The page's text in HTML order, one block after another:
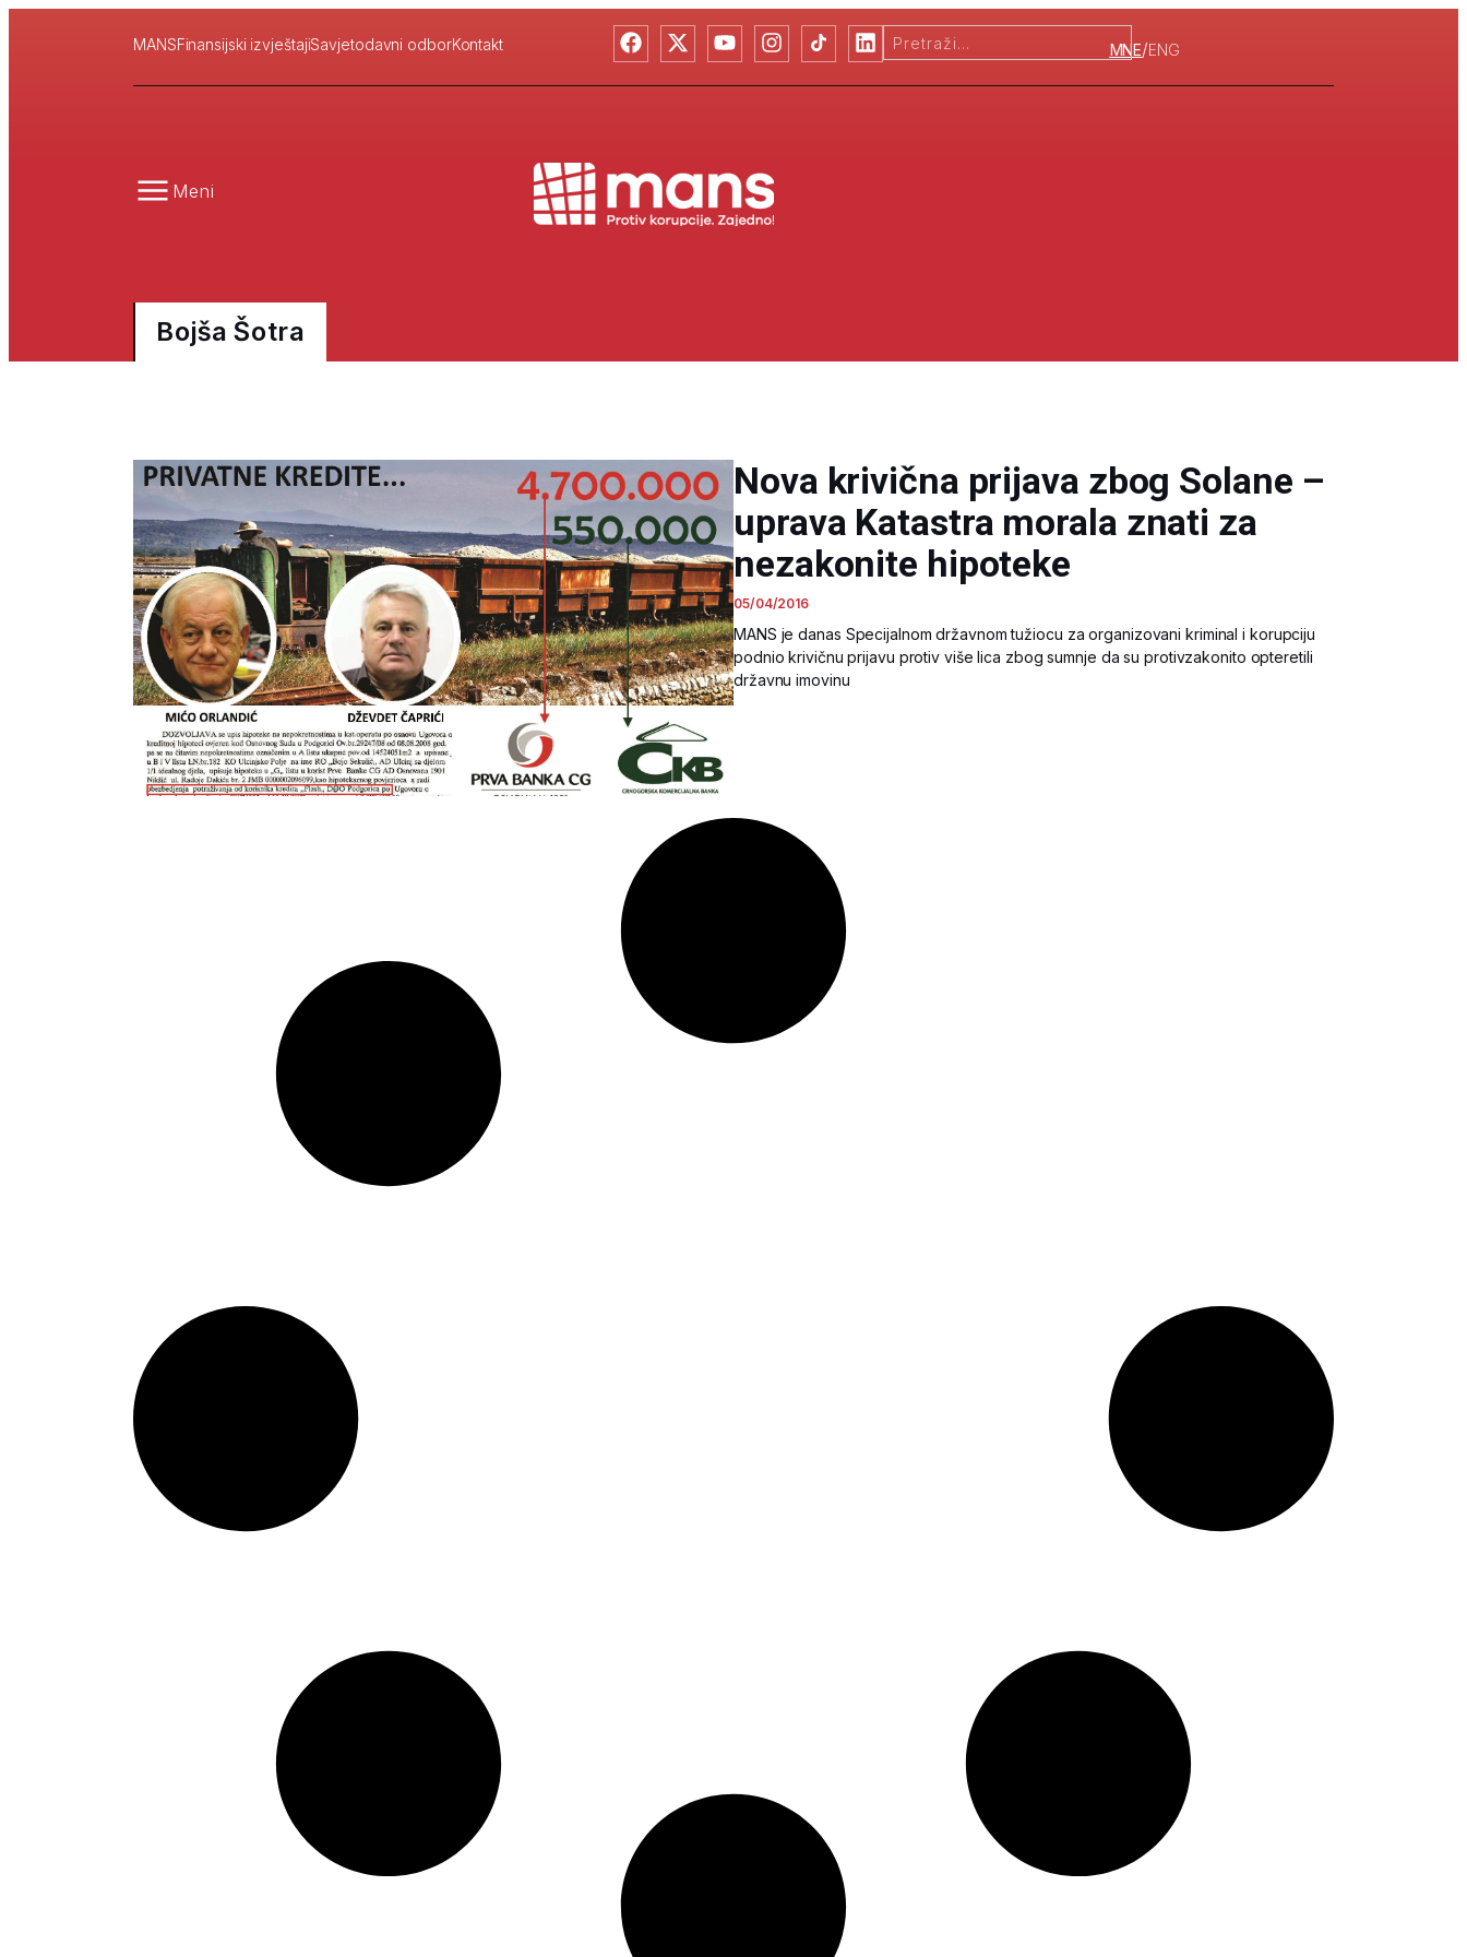
MANSFinansijski izvještajiSavjetodavni odborKontakt MNE/ENG
Meni
Bojša Šotra
Nova krivična prijava zbog Solane –
uprava Katastra morala znati za
nezakonite hipoteke
05/04/2016
MANS je danas Specijalnom državnom tužiocu za organizovani kriminal i korupciju
podnio krivičnu prijavu protiv više lica zbog sumnje da su protivzakonito opteretili
državnu imovinu